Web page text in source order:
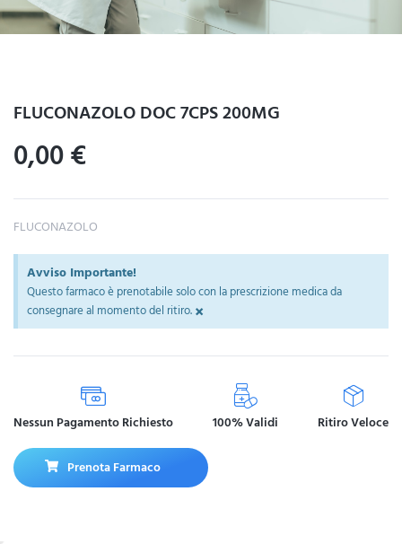
FLUCONAZOLO DOC 7CPS 200MG
0,00€
FLUCONAZOLO
Avviso Importante!
Questo farmaco è prenotabile solo con la prescrizione medica da
consegnare al momento del ritiro.×
Nessun Pagamento Richiesto 100% Validi Ritiro Veloce
Prenota Farmaco